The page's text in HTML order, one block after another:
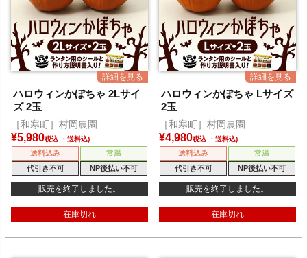
ハロウィンかぼちゃ 2Lサイ
ズ 2玉
［和寒町］村岡農園
¥5,980税込
送料込み
常温
代引き不可
NP後払い不可
販売を終了しました。
在庫切れ
ハロウィンかぼちゃ Lサイズ
2玉
［和寒町］村岡農園
¥4,980税込
送料込み
常温
代引き不可
NP後払い不可
販売を終了しました。
在庫切れ